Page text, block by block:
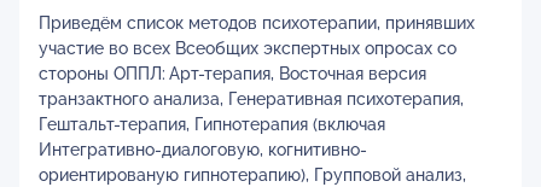
Приведём список методов психотерапии, принявших
участие во всех Всеобщих экспертных опросах со
стороны ОППЛ: Арт-терапия, Восточная версия
транзактного анализа, Генеративная психотерапия,
Гештальт-терапия, Гипнотерапия (включая
Интегративно-диалоговую, когнитивно-
ориентированую гипнотерапию), Групповой анализ,